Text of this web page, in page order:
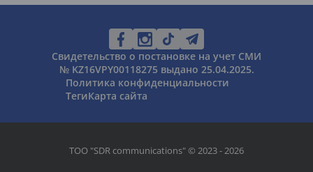
Свидетельство о постановке на учет СМИ
№ KZ16VPY00118275 выдано 25.04.2025.
Политика конфиденциальности
ТегиКарта сайта
ТОО "SDR communications" © 2023 - 2026